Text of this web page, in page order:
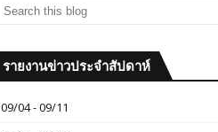
รายงานข่าวประจำสัปดาห์
09/04 - 09/11